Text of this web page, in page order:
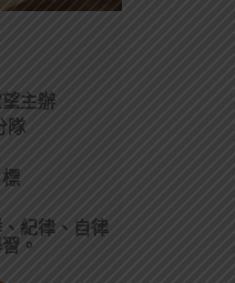
主辦
隊
紀律、自律
。